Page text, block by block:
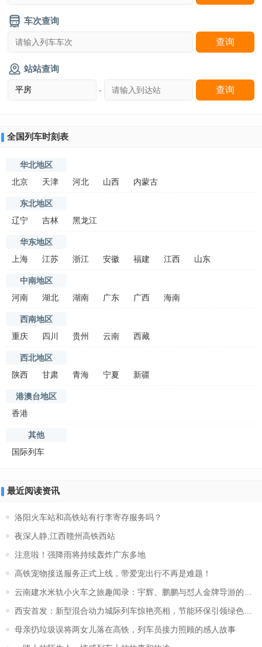
车次查询
站站查询
-
全国列车时刻表
华北地区
北京
天津 河北 山西 内蒙古
东北地区
辽宁
吉林 黑龙江
华东地区
上海
江苏 浙江 安徽 福建 江西 山东
中南地区
河南
湖北 湖南 广东 广西 海南
西南地区
重庆
四川 贵州 云南 西藏
西北地区
陕西
甘肃 青海 宁夏 新疆
港澳台地区
香港
其他
国际列车
最近阅读资讯
洛阳火车站和高铁站有行李寄存服务吗？
夜深人静,江西赣州高铁西站
注意啦！强降雨将持续轰炸广东多地
高铁宠物接送服务正式上线，带爱宠出行不再是难题！
云南建水米轨小火车之旅趣闻录：宇辉、鹏鹏与怼人金牌导游的欢乐
西安首发：新型混合动力城际列车惊艳亮相，节能环保引领绿色出行
母亲扔垃圾误将两女儿落在高铁，列车员接力照顾的感人故事